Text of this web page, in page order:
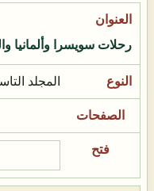
رحلات سويسرا وألمانيا
المجلد